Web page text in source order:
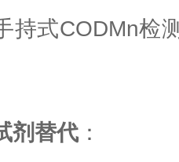
式CODMn检测
剂替代 ：